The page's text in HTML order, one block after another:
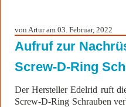
von Artur am 03. Februar, 2022
Aufruf zur
Screw-D-Ring
Der Hersteller Edelrid ruft
Screw-D-Ring Schrauben